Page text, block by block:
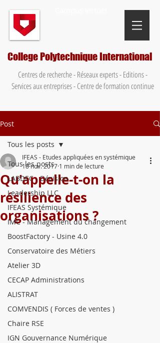
College Polytechnique International
Centres de recherche - Réseaux experts - Editions -
Services aux entreprises - Centre de formation continue
Post
Tous les posts
LABDEC - Décision
Leadership LLC
IFEAS Systémique
IMC - Management du changement
BoostFactory - Usine 4.0
Conservatoire des Métiers
Atelier 3D
CECAP Administrations
ALISTRAT
COMVENDIS ( Forces de ventes )
Chaire RSE
IGN Gouvernance Numérique
Tous les posts
Qu'appelle-t-on la
résilience des
organisations ?
IFEAS - Etudes appliquées en systémique
18 nov. 2017 1 min de lecture